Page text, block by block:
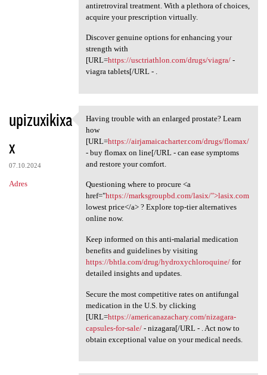
antiretroviral treatment. With a plethora of choices,
acquire your prescription virtually.
Discover genuine options for enhancing your
strength with
[URL=https://usctriathlon.com/drugs/viagra/-
viagra tablets[/URL - .
upizuxikixa
x
07.10.2024
Adres
Having trouble with an
Having trouble with an enlarged prostate? Learn
how
[URL=https://airjamaicacharter.com/drugs/flomax/
- buy flomax on line[/URL - can ease symptoms
and restore your comfort.
Questioning where to procure <a
href="https://marksgroupbd.com/lasix/">lasix.com
lowest price</a> ? Explore top-tier alternatives
online now.
Keep informed on this anti-malarial medication
benefits and guidelines by visiting
https://bhtla.com/drug/hydroxychloroquine/for
detailed insights and updates.
Secure the most competitive rates on antifungal
medication in the U.S. by clicking
[URL=https://americanazachary.com/nizagara-
capsules-for-sale/- nizagara[/URL - . Act now to
obtain exceptional value on your medical needs.